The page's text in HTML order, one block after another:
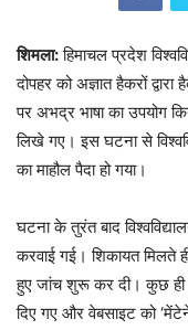
शिमला:हिमाचल प्रदेश
दोपहर को अज्ञात हैकरों
पर अभद्र भाषा का उपयोग
लिखे गए। इस घटना से
का माहौल पैदा हो गया।
घटना के तुरंत बाद
करवाई गई। शिकायत मिलते
हुए जांच शुरू कर दी। कुछ ही
दिए गए और वेबसाइट को